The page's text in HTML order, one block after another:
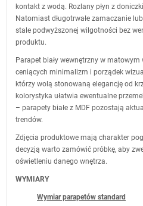
kontakt z wodą. Rozlany płyn z
Natomiast długotrwałe zamaczanie
stale podwyższonej wilgotności bez
produktu.
Parapet biały wewnętrzny w
ceniących minimalizm i porządek
którzy wolą stonowaną elegancję od
kolorystyka ułatwia ewentualne
– parapety białe z MDF pozostają
trendów.
Zdjęcia produktowe mają charakter
decyzją warto zamówić próbkę, aby
oświetleniu danego wnętrza.
WYMIARY
Wymiar parapetów standard